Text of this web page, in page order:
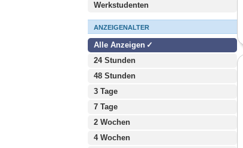
Werkstudenten
ANZEIGENALTER
Alle Anzeigen
24 Stunden
48 Stunden
3 Tage
7 Tage
2 Wochen
4 Wochen